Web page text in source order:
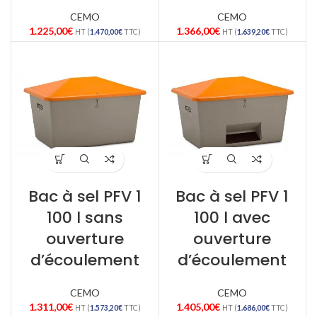
CEMO
1.225,00€ HT (1.470,00€TTC)
CEMO
1.366,00€ HT (1.639,20€TTC)
Bac à sel PFV 1
100 l sans
ouverture
d’écoulement
CEMO
1.311,00€ HT (1.573,20€TTC)
Bac à sel PFV 1
100 l avec
ouverture
d’écoulement
CEMO
1.405,00€ HT (1.686,00€TTC)